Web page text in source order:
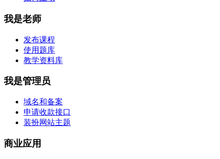
我是老师
发布课程
使用题库
教学资料库
我是管理员
域名和备案
申请收款接口
装扮网站主题
商业应用